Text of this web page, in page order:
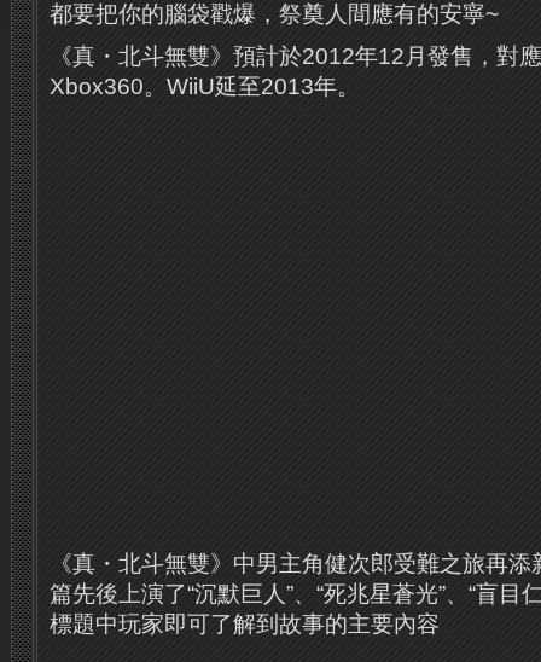
都要把你的腦袋戳爆，祭奠人間應有的安寧~
《真・北斗無雙》預計於2012年12月發售，對
Xbox360。WiiU延至2013年。
《真・北斗無雙》中男主角健次郎受難之旅再
篇先後上演了“沉默巨人”、“死兆星蒼光”、“盲目
標題中玩家即可了解到故事的主要內容